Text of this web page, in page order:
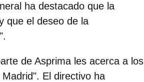
ha destacado que la
que el deseo de la
de Asprima les acerca a los
El directivo ha